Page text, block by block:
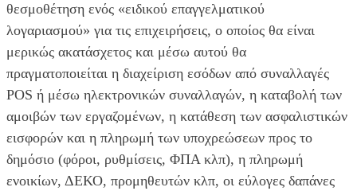
θεσμοθέτηση ενός «ειδικού επαγγελματικού
λογαριασμού» για τις επιχειρήσεις, ο οποίος θα είναι
μερικώς ακατάσχετος και μέσω αυτού θα
πραγματοποιείται η διαχείριση εσόδων από συναλλαγές
POS ή μέσω ηλεκτρονικών συναλλαγών, η καταβολή των
αμοιβών των εργαζομένων, η κατάθεση των ασφαλιστικών
εισφορών και η πληρωμή των υποχρεώσεων προς το
δημόσιο (φόροι, ρυθμίσεις, ΦΠΑ κλπ), η πληρωμή
ενοικίων, ΔΕΚΟ, προμηθευτών κλπ, οι εύλογες δαπάνες